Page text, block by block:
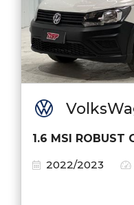
1.6 MSI ROBUST
2022/2023